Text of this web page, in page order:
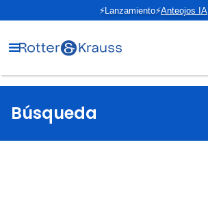
⚡Lanzamiento⚡Anteojos IA
Búsqueda